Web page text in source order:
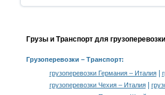
Грузы и Транспорт для
Грузоперевозки – Транспорт:
грузоперевозки Германия – Италия|
грузоперевозки Чехия – Италия|